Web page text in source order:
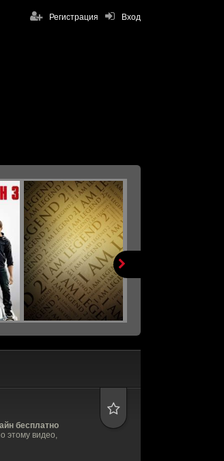
Вход
Регистрация
бесплатно
этому видео,